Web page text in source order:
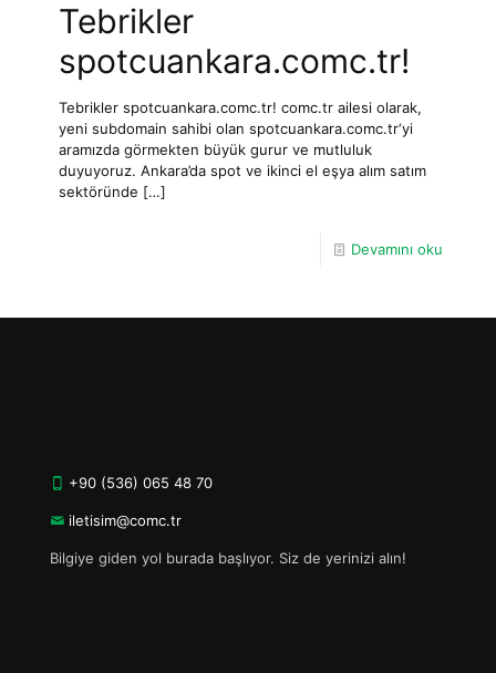
Tebrikler
spotcuankara.comc.tr!
Tebrikler spotcuankara.comc.tr! comc.tr ailesi olarak,
yeni subdomain sahibi olan spotcuankara.comc.tr‘yi
aramızda görmekten büyük gurur ve mutluluk
duyuyoruz. Ankara’da spot ve ikinci el eşya alım satım
sektöründe […]
Devamını oku
+90 (536) 065 48 70
iletisim@comc.tr
Bilgiye giden yol burada başlıyor. Siz de yerinizi alın!